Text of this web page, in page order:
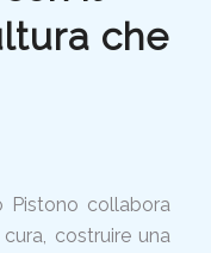
che
Pistono collabora
costruire una